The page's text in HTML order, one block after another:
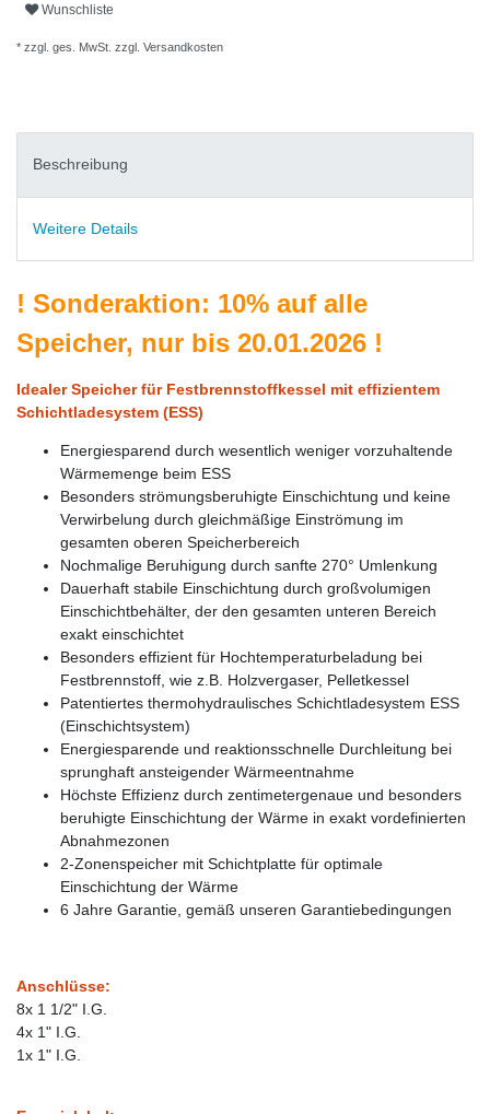
Wunschliste
* zzgl. ges. MwSt. zzgl. Versandkosten
Beschreibung
Weitere Details
! Sonderaktion: 10% auf alle
Speicher, nur bis 20.01.2026 !
Idealer Speicher für Festbrennstoffkessel mit effizientem
Schichtladesystem (ESS)
Energiesparend durch wesentlich weniger vorzuhaltende
Wärmemenge beim ESS
Besonders strömungsberuhigte Einschichtung und keine
Verwirbelung durch gleichmäßige Einströmung im
gesamten oberen Speicherbereich
Nochmalige Beruhigung durch sanfte 270° Umlenkung
Dauerhaft stabile Einschichtung durch großvolumigen
Einschichtbehälter, der den gesamten unteren Bereich
exakt einschichtet
Besonders effizient für Hochtemperaturbeladung bei
Festbrennstoff, wie z.B. Holzvergaser, Pelletkessel
Patentiertes thermohydraulisches Schichtladesystem ESS
(Einschichtsystem)
Energiesparende und reaktionsschnelle Durchleitung bei
sprunghaft ansteigender Wärmeentnahme
Höchste Effizienz durch zentimetergenaue und besonders
beruhigte Einschichtung der Wärme in exakt vordefinierten
Abnahmezonen
2-Zonenspeicher mit Schichtplatte für optimale
Einschichtung der Wärme
6 Jahre Garantie, gemäß unseren Garantiebedingungen
Anschlüsse:
8x 1 1/2" I.G.
4x 1" I.G.
1x 1" I.G.